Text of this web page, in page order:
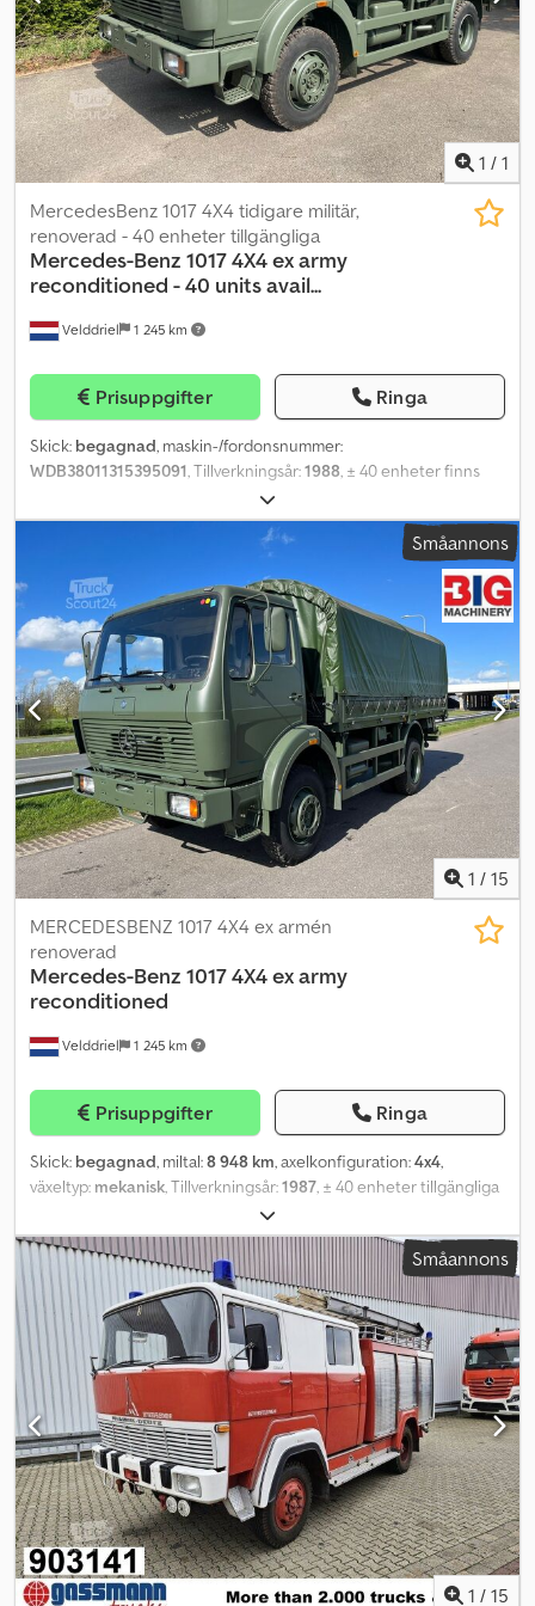
Totalt ± 16 personer
1 / 1
Velddriel 1 245 km
MercedesBenz 1017 4X4 tidigare militär,
renoverad - 40 enheter tillgängliga
Mercedes-Benz 1017 4X4 ex army
reconditioned - 40 units avail...
Prisuppgifter Ringa
Skick: begagnad, maskin-/fordonsnummer:
WDB38011315395091, Tillverkningsår:1988, ± 40 enheter finns
tillgängliga från lager om osålda. Servad, ommålad och
genomgången. Klar för användning. Märke: MERCEDES BENZ
Modell: 1017 AK Djdsyydzlspfx Ac Uekr Axelkonfiguration: 4×4
Motor: Egen 6-cylindrig, typ OM 352 A V, 5 675 cm³ (364 kubiktum),
turboladdad, vätskekyld. Hästkrafter: 168 vid 2 800 v/min. Växellåda:
5-växlad. Fördelningslåda: 2-växlad, typ VG 500-3. Toppfart: 80/85
km/h Bränsletyp: Diesel Bränsletank: 135 liter (30 gallon)
Besättning: 1 + 2 Längd: 7,14 m (278 tum) Bredd: 2,47 m (96 tum)
Höjd: 3,25 m (126 tum) Vikt: 12 200 kg (26 840 lb) Mätarställning
mellan 8 000 och 20 000 km Kapell med bänkar bak 4 personer
per bänk Totalt ± 16 personer ± 40 enheter tillgängliga från lager
om osålda. = Ytterligare information = CE-märkning: ja
Småannons
1 / 15
Velddriel 1 245 km
MERCEDESBENZ 1017 4X4 ex armén
renoverad
Mercedes-Benz 1017 4X4 ex army
reconditioned
Prisuppgifter Ringa
Skick: begagnad, miltal:8 948 km, axelkonfiguration:4x4,
växeltyp: mekanisk, Tillverkningsår:1987, ± 40 enheter tillgängliga
från lager om osålda. Servade, nymålade och genomgångna. Klara
för användning. Märke: MERCEDES BENZ Modell: 1017 AK
Axelkonfiguration: 4x4 Motor: Egen 6-cylindrig, typ OM 352 A V, 5
675 cm³ (364 kubiktum), turboladdad, vätskekyld. Motoreffekt: 168
hk vid 2 800 rpm. Växellåda: 5-växlad. Fördelningslåda: 2-växlad, typ
VG 500-3. Hastighet: 80/85 km/h Bränsletyp: Diesel. Bränsletank:
135 liter (30 gallon). Besättning: 1 + 2 Längd: 7,14 m (278 tum). Bredd:
2,47 m (96 tum). Höjd: 3,25 m (126 tum). Dodpoyydzxofx Ac Ujkr Vikt:
12 200 kg (26 840 lb). Miltal mellan 8 000 och 20 000 km Kåpa med
bänkar bak 4 personer per bänk Totalt ± 16 personer ± 40
enheter tillgängliga från lager om osålda. = Ytterligare information
= Drivning: Hjul Tjänstevikt: 12 200 kg CE-märkt: ja
Småannons
1 / 15